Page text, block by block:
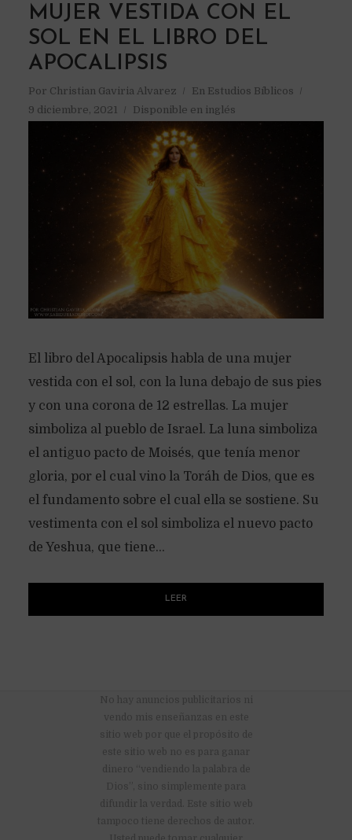
MUJER VESTIDA CON EL
SOL EN EL LIBRO DEL
APOCALIPSIS
Por Christian Gaviria Alvarez En Estudios Bíblicos
9 diciembre, 2021
Disponible en inglés
El libro del Apocalipsis habla de una mujer
vestida con el sol, con la luna debajo de sus pies
y con una corona de 12 estrellas. La mujer
simboliza al pueblo de Israel. La luna simboliza
el antiguo pacto de Moisés, que tenía menor
gloria, por el cual vino la Toráh de Dios, que es
el fundamento sobre el cual ella se sostiene. Su
vestimenta con el sol simboliza el nuevo pacto
de Yeshua, que tiene...
LEER
No hay anuncios publicitarios ni
vendo mis enseñanzas en este
sitio web por que el propósito de
este sitio web no es para ganar
dinero “vendiendo la palabra de
Dios”, sino simplemente para
difundir la verdad. Este sitio web
tampoco tiene derechos de autor.